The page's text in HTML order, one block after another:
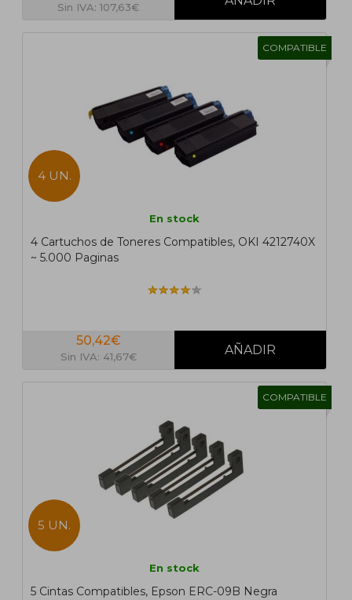
Sin IVA: 107,63€
COMPATIBLE
4 UN.
En stock
4 Cartuchos de Toneres Compatibles, OKI 4212740X
~ 5.000 Paginas
50,42€
Sin IVA: 41,67€
COMPATIBLE
5 UN.
En stock
5 Cintas Compatibles, Epson ERC-09B Negra